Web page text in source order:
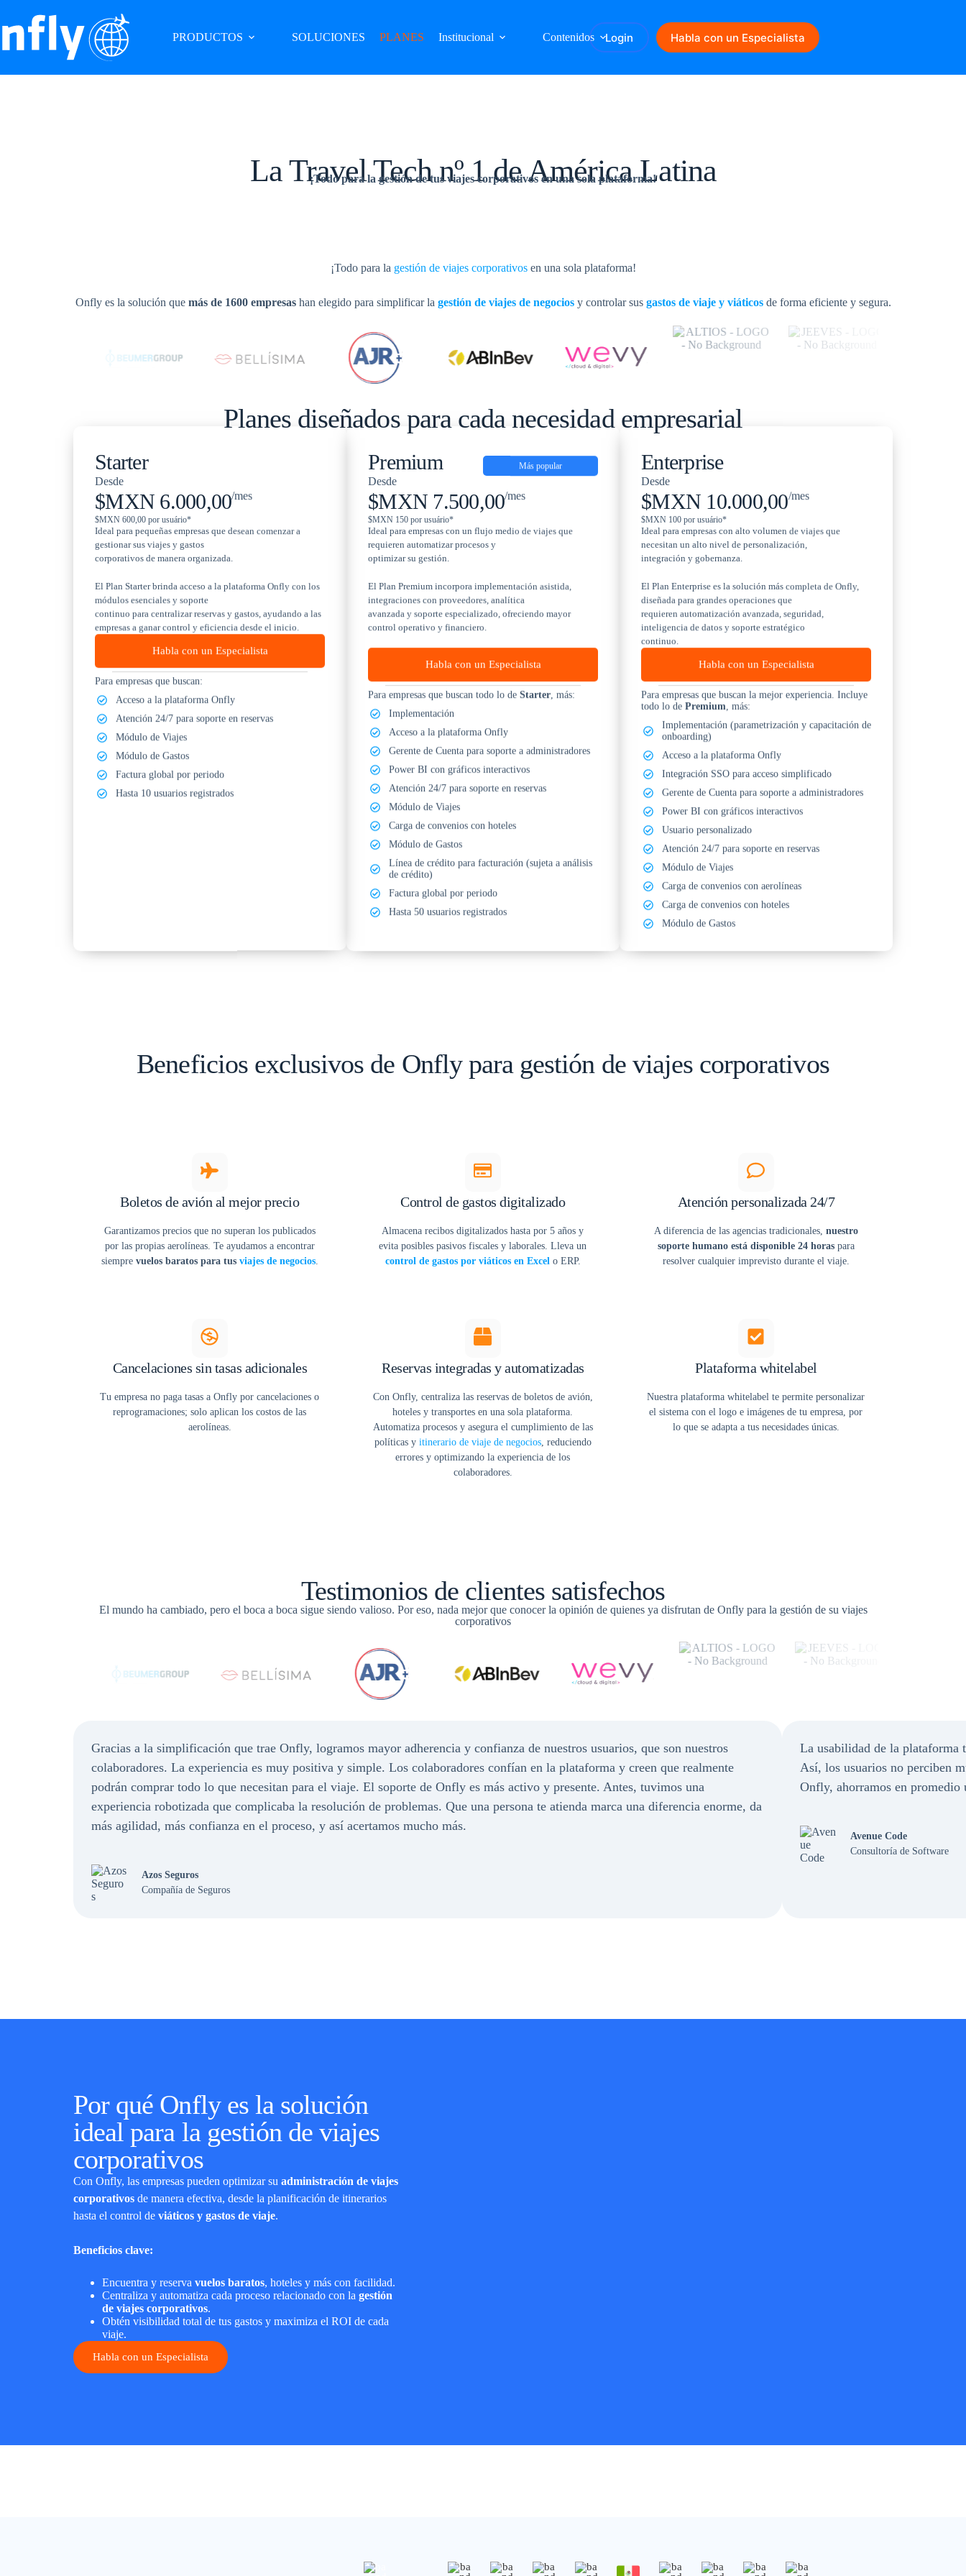
PRODUCTOS SOLUCIONES PLANES Institucional Contenidos Login Habla con un Especialista
La Travel Tech nº 1 de América Latina
¡Todo para lagestión de tus viajes corporativos en una sola plataforma!
¡Todo para la gestión de viajes corporativosen una sola plataforma!
Onfly es la solución que más de 1600 empresashan elegido para simplificar la gestión de viajes de negociosy controlar sus gastos de viaje y viáticosde forma eficiente y segura.
Planes diseñados para cada necesidad empresarial
Starter
Desde
$MXN 6.000,00/mes
$MXN 600,00 por usuário*
Ideal para pequeñas empresas que desean comenzar a
gestionar sus viajes y gastos
corporativos de manera organizada.
El Plan Starter brinda acceso a la plataforma Onfly con los
módulos esenciales y soporte
continuo para centralizar reservas y gastos, ayudando a las
empresas a ganar control y eficiencia desde el inicio.
Habla con un Especialista
Para empresas que buscan:
Acceso a la plataforma Onfly
Atención 24/7 para soporte en reservas
Módulo de Viajes
Módulo de Gastos
Factura global por periodo
Hasta 10 usuarios registrados
Premium Más popular
Desde
$MXN 7.500,00/mes
$MXN 150 por usuário*
Ideal para empresas con un flujo medio de viajes que
requieren automatizar procesos y
optimizar su gestión.
El Plan Premium incorpora implementación asistida,
integraciones con proveedores, analítica
avanzada y soporte especializado, ofreciendo mayor
control operativo y financiero.
Habla con un Especialista
Para empresas que buscan todo lo de Starter , más:
Implementación
Acceso a la plataforma Onfly
Gerente de Cuenta para soporte a administradores
Power BI con gráficos interactivos
Atención 24/7 para soporte en reservas
Módulo de Viajes
Carga de convenios con hoteles
Módulo de Gastos
Línea de crédito para facturación (sujeta a análisis
de crédito)
Factura global por periodo
Hasta 50 usuarios registrados
Enterprise
Desde
$MXN 10.000,00/mes
$MXN 100 por usuário*
Ideal para empresas con alto volumen de viajes que
necesitan un alto nivel de personalización,
integración y gobernanza.
El Plan Enterprise es la solución más completa de Onfly,
diseñada para grandes operaciones que
requieren automatización avanzada, seguridad,
inteligencia de datos y soporte estratégico
continuo.
Habla con un Especialista
Para empresas que buscan la mejor experiencia. Incluye
todo lo de Premium , más:
Implementación (parametrización y capacitación de
onboarding)
Acceso a la plataforma Onfly
Integración SSO para acceso simplificado
Gerente de Cuenta para soporte a administradores
Power BI con gráficos interactivos
Usuario personalizado
Atención 24/7 para soporte en reservas
Módulo de Viajes
Carga de convenios con aerolíneas
Carga de convenios con hoteles
Módulo de Gastos
Beneficios exclusivos de Onfly para gestión de viajes corporativos
Boletos de avión al mejor precio
Garantizamos precios que no superan los publicados
por las propias aerolíneas. Te ayudamos a encontrar
siempre vuelos baratos para tus viajes de negocios.
Control de gastos digitalizado
Almacena recibos digitalizados hasta por 5 años y
evita posibles pasivos fiscales y laborales. Lleva un
control de gastos por viáticos en Excel o ERP.
Atención personalizada 24/7
A diferencia de las agencias tradicionales, nuestro
soporte humano está disponible 24 horaspara
resolver cualquier imprevisto durante el viaje.
Cancelaciones sin tasas adicionales
Tu empresa no paga tasas a Onfly por cancelaciones o
reprogramaciones; solo aplican los costos de las
aerolíneas.
Reservas integradas y automatizadas
Con Onfly, centraliza las reservas de boletos de avión,
hoteles y transportes en una sola plataforma.
Automatiza procesos y asegura el cumplimiento de las
políticas y itinerario de viaje de negocios, reduciendo
errores y optimizando la experiencia de los
colaboradores.
Plataforma whitelabel
Nuestra plataforma whitelabel te permite personalizar
el sistema con el logo e imágenes de tu empresa, por
lo que se adapta a tus necesidades únicas.
Testimonios de clientes satisfechos
El mundo ha cambiado, pero el boca a boca sigue siendo valioso. Por eso, nada mejor que conocer la opinión de quienes ya disfrutan de Onfly para la gestión de su viajes
corporativos
Gracias a la simplificación que trae Onfly, logramos mayor adherencia y confianza de nuestros usuarios, que son nuestros
colaboradores. La experiencia es muy positiva y simple. Los colaboradores confían en la plataforma y creen que realmente
podrán comprar todo lo que necesitan para el viaje. El soporte de Onfly es más activo y presente. Antes, tuvimos una
experiencia robotizada que complicaba la resolución de problemas. Que una persona te atienda marca una diferencia enorme, da
más agilidad, más confianza en el proceso, y así acertamos mucho más.
Azos Seguros
Compañía de Seguros
La usabilidad de la plataforma
Así, los usuarios no perciben
Onfly, ahorramos en promedio
Avenue Code
Consultoría de Software
Por qué Onfly es la solución
ideal para la gestión de viajes
corporativos
Con Onfly, las empresas pueden optimizar su administración de viajes
corporativos de manera efectiva, desde la planificación de itinerarios
hasta el control de viáticos y gastos de viaje.
Beneficios clave:
Encuentra y reserva vuelos baratos, hoteles y más con facilidad.
Centraliza y automatiza cada proceso relacionado con la gestión
de viajes corporativos.
Obtén visibilidad total de tus gastos y maximiza el ROI de cada
viaje.
Habla con un Especialista